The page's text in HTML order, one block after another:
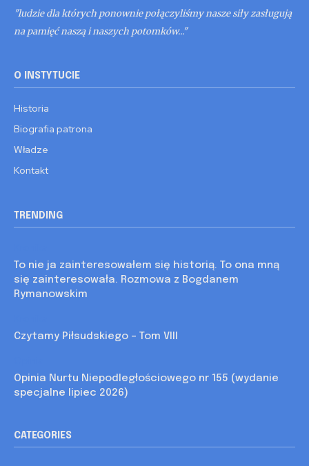
"ludzie dla których ponownie połączyliśmy nasze siły zasługują
na pamięć naszą i naszych potomków..."
O INSTYTUCIE
Historia
Biografia patrona
Władze
Kontakt
TRENDING
To nie ja zainteresowałem się historią. To ona mną
się zainteresowała. Rozmowa z Bogdanem
Rymanowskim
Czytamy Piłsudskiego – Tom VIII
Opinia Nurtu Niepodległościowego nr 155 (wydanie
specjalne lipiec 2026)
CATEGORIES